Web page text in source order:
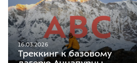
16.03.2026
Треккинг к базовому